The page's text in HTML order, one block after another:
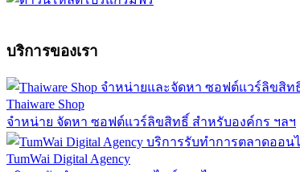
บริการของเรา
Thaiware Shop
จำหน่าย จัดหา ซอฟต์แวร์ลิขสิทธิ์ สำหรับองค์กร ฯลฯ
TumWai Digital Agency